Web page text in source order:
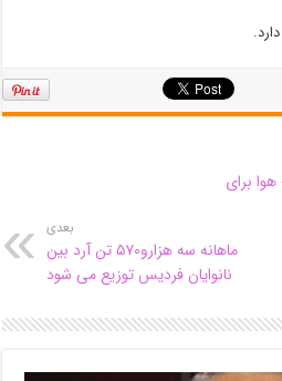
برای
بعدی
ماهانه سه هزارو۵۷۰ تن آرد بین
نانوایان فردیس توزیع می شود